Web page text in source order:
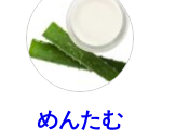
めんたむ